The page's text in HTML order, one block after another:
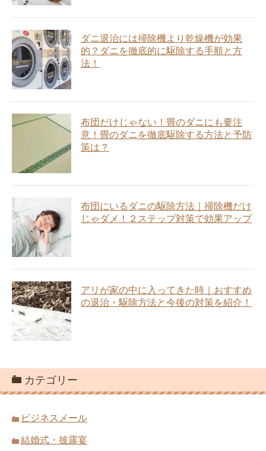
ダニ退治には掃除機より乾燥機が効果
的？ダニを徹底的に駆除する手順と方
法！
布団だけじゃない！畳のダニにも要注
意！畳のダニを徹底駆除する方法と予防
策は？
布団にいるダニの駆除方法｜掃除機だけ
じゃダメ！２ステップ対策で効果アップ
アリが家の中に入ってきた時｜おすすめ
の退治・駆除方法と今後の対策を紹介！
カテゴリー
ビジネスメール
結婚式・披露宴